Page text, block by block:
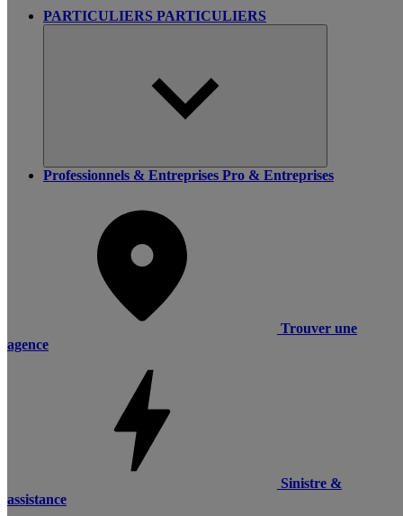
PARTICULIERS PARTICULIERS
Professionnels & Entreprises Pro & Entreprises
Trouver une
agence
Sinistre &
assistance